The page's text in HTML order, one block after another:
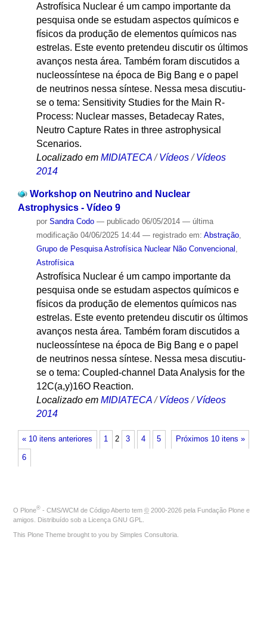
Astrofísica Nuclear é um campo importante da
pesquisa onde se estudam aspectos químicos e
físicos da produção de elementos químicos nas
estrelas. Este evento pretendeu discutir os últimos
avanços nesta área. Também foram discutidos a
nucleossíntese na época de Big Bang e o papel
de neutrinos nessa síntese. Nessa mesa discutiu-
se o tema: Sensitivity Studies for the Main R-
Process: Nuclear masses, Betadecay Rates,
Neutro Capture Rates in three astrophysical
Scenarios.
Localizado em MIDIATECA /Vídeos /Vídeos
2014
Workshop on Neutrino and Nuclear
Astrophysics - Vídeo 9
por Sandra Codo — publicado06/05/2014 — última
modificação04/06/2025 14:44 — registrado em: Abstração,
Grupo de Pesquisa Astrofísica Nuclear Não Convencional ,
Astrofísica
Astrofísica Nuclear é um campo importante da
pesquisa onde se estudam aspectos químicos e
físicos da produção de elementos químicos nas
estrelas. Este evento pretendeu discutir os últimos
avanços nesta área. Também foram discutidos a
nucleossíntese na época de Big Bang e o papel
de neutrinos nessa síntese. Nessa mesa discutiu-
se o tema: Coupled-channel Data Analysis for the
12C(a,y)16O Reaction.
Localizado em MIDIATECA /Vídeos /Vídeos
2014
« 10 itens anteriores Próximos 10 itens »
1 2 3 4 5
6
O Plone® - CMS/WCM de Código Aberto tem © 2000-2026 pela Fundação Plone e
amigos. Distribuído sob a Licença GNU GPL
This Plone Theme brought to you by Simples Consultoria